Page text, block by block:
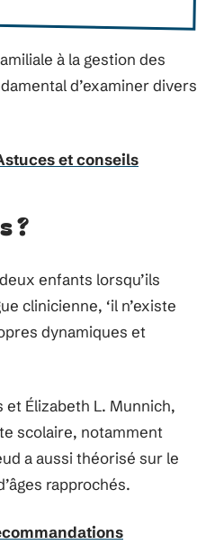
à la gestion des
d’examiner divers
et conseils
?
enfants lorsqu’ils
clinicienne, ‘il n’existe
dynamiques et
Élizabeth L. Munnich,
scolaire, notamment
a aussi théorisé sur le
rapprochés.